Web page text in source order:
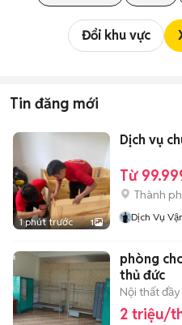
Đổi khu vực
Tin đăng mới
1 phút trước 1
Dịch vụ
Từ
Thành
Dịch Vụ
phòng
thủ đức
Nội thất
2 triệu/